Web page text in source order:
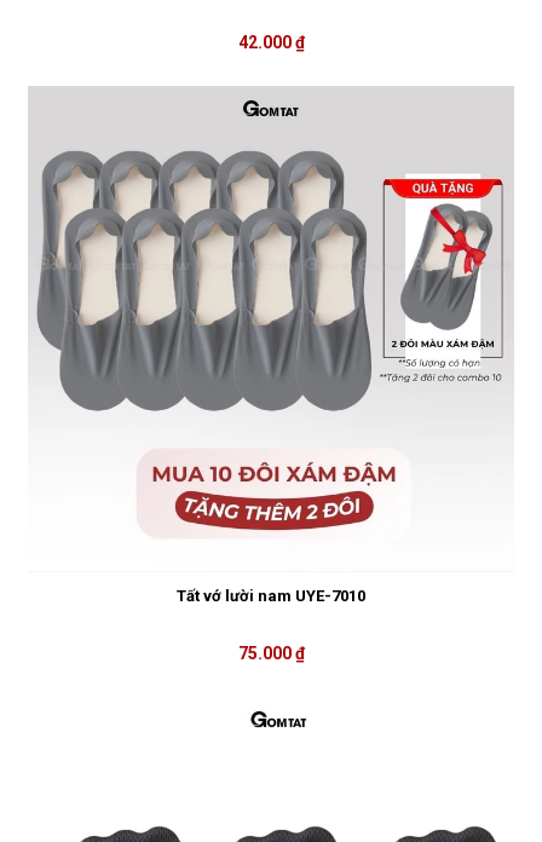
42.000 ₫
Tất vớ lười nam UYE-7010
75.000 ₫